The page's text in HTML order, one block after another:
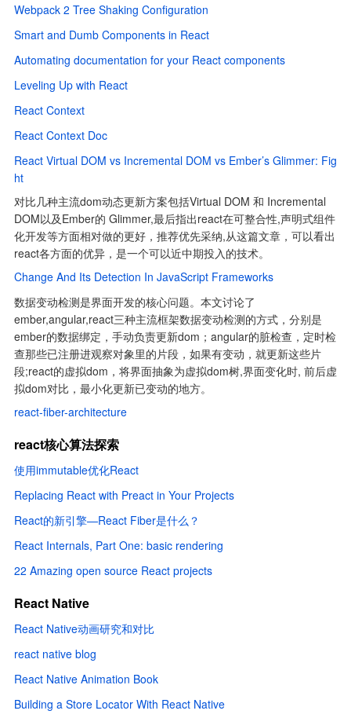
Webpack 2 Tree Shaking Configuration
Smart and Dumb Components in React
Automating documentation for your React components
Leveling Up with React
React Context
React Context Doc
React Virtual DOM vs Incremental DOM vs Ember’s Glimmer: Fig
ht
对比几种主流dom动态更新方案包括Virtual DOM 和 Incremental
DOM以及Ember的 Glimmer,最后指出react在可整合性,声明式组件
化开发等方面相对做的更好，推荐优先采纳,从这篇文章，可以看出
react各方面的优异，是一个可以近中期投入的技术。
Change And Its Detection In JavaScript Frameworks
数据变动检测是界面开发的核心问题。本文讨论了
ember,angular,react三种主流框架数据变动检测的方式，分别是
ember的数据绑定，手动负责更新dom；angular的脏检查，定时检
查那些已注册进观察对象里的片段，如果有变动，就更新这些片
段;react的虚拟dom，将界面抽象为虚拟dom树,界面变化时, 前后虚
拟dom对比，最小化更新已变动的地方。
react-fiber-architecture
react核心算法探索
使用immutable优化React
Replacing React with Preact in Your Projects
React的新引擎—React Fiber是什么？
React Internals, Part One: basic rendering
22 Amazing open source React projects
React Native
React Native动画研究和对比
react native blog
React Native Animation Book
Building a Store Locator With React Native